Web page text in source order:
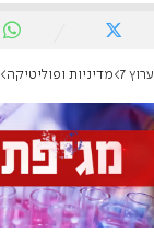
ערוץ 7 מדיניות ופוליטיקה